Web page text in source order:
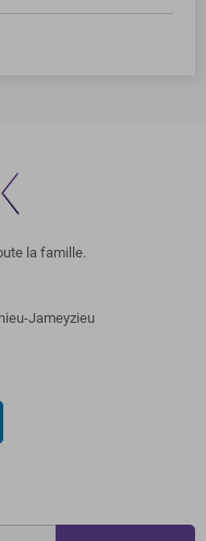
la famille.
Jameyzieu